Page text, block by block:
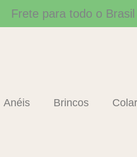
Frete para todo o Brasil
Anéis Brincos